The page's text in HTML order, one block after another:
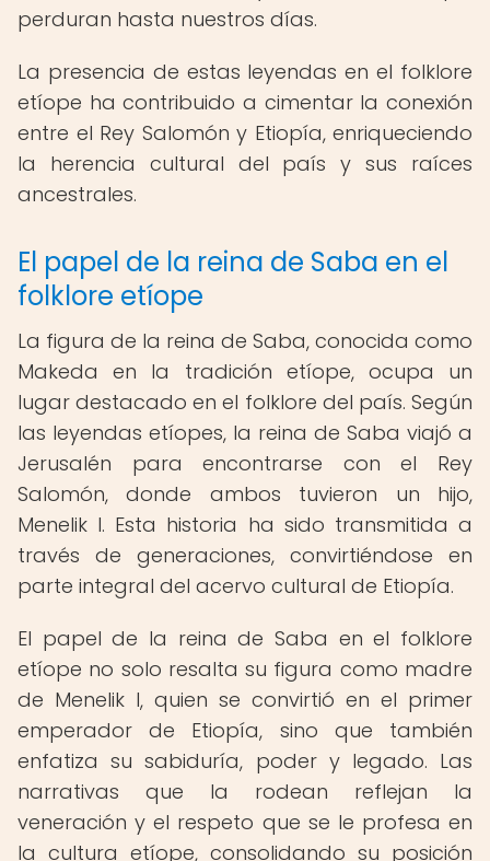
perduran hasta nuestros días.
La presencia de estas leyendas en el folklore
etíope ha contribuido a cimentar la conexión
entre el Rey Salomón y Etiopía, enriqueciendo
la herencia cultural del país y sus raíces
ancestrales.
El papel de la reina de Saba en el
folklore etíope
La figura de la reina de Saba, conocida como
Makeda en la tradición etíope, ocupa un
lugar destacado en el folklore del país. Según
las leyendas etíopes, la reina de Saba viajó a
Jerusalén para encontrarse con el Rey
Salomón, donde ambos tuvieron un hijo,
Menelik I. Esta historia ha sido transmitida a
través de generaciones, convirtiéndose en
parte integral del acervo cultural de Etiopía.
El papel de la reina de Saba en el folklore
etíope no solo resalta su figura como madre
de Menelik I, quien se convirtió en el primer
emperador de Etiopía, sino que también
enfatiza su sabiduría, poder y legado. Las
narrativas que la rodean reflejan la
veneración y el respeto que se le profesa en
la cultura etíope, consolidando su posición